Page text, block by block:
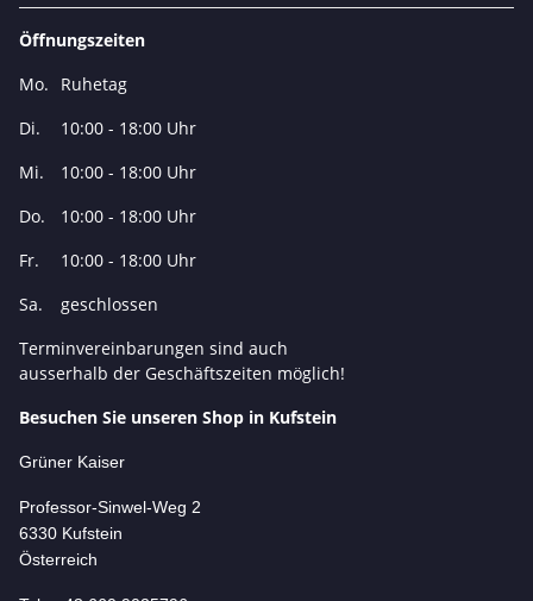
Öffnungszeiten
Mo.
Ruhetag
Di.
10:00 - 18:00 Uhr
Mi.
10:00 - 18:00 Uhr
Do.
10:00 - 18:00 Uhr
Fr.
10:00 - 18:00 Uhr
Sa.
geschlossen
Terminvereinbarungen sind auch
ausserhalb der Geschäftszeiten möglich!
Besuchen Sie unseren Shop in Kufstein
Grüner Kaiser
Professor-Sinwel-Weg 2
6330 Kufstein
Österreich